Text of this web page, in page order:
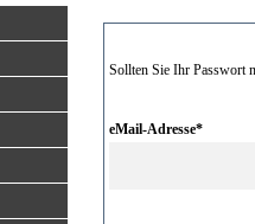
Sollten Sie Ihr Passwort
eMail-Adresse*